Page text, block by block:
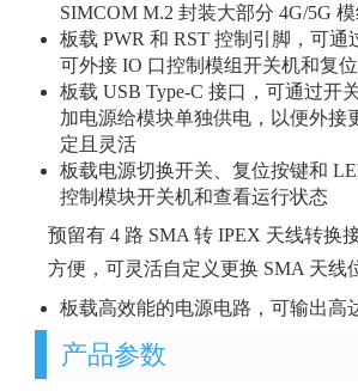
SIMCOM M.2 封装大部分 4G/5G 模
板载 PWR 和 RST 控制引脚，可通
可外接 IO 口控制模组开关机和复位
板载 USB Type-C 接口，可通过开
加电源给模块单独供电，以便外接
定且灵活
板载电源切换开关、复位按键和
控制模块开关机和查看运行状态
预留有 4 路 SMA 转 IPEX 天线转换
方便，可灵活自定义更换 SMA 天线
板载高效能的电源电路，可输出高
产品参数